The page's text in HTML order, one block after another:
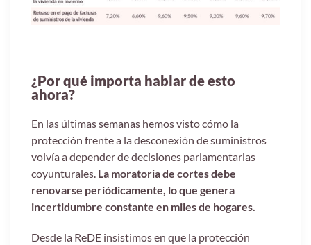
¿Por qué importa hablar de esto
ahora?
En las últimas semanas hemos visto cómo la
protección frente a la desconexión de suministros
volvía a depender de decisiones parlamentarias
coyunturales. La moratoria de cortes debe
renovarse periódicamente, lo que genera
incertidumbre constante en miles de hogares.
Desde la ReDE insistimos en que la protección